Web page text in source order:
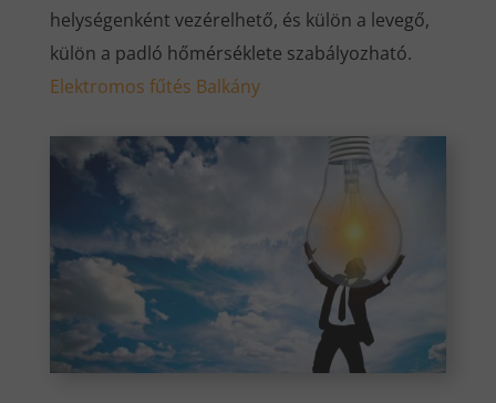
helységenként vezérelhető, és külön a levegő,
külön a padló hőmérséklete szabályozható.
Elektromos fűtés Balkány